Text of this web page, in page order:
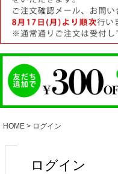
HOME ログイン
ログイン